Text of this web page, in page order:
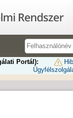
Portál):